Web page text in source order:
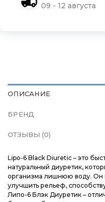
09 - 12 августа
ОПИСАНИЕ
БРЕНД
ОТЗЫВЫ (0)
Lipo-6 Black Diuretic – это
натуральный диуретик,
организма лишнюю воду. Он
улучшить рельеф,
Липо-6 Блэк Диуретик –
Доставка и оплата
Доставка и оплата
Доставка и оплата